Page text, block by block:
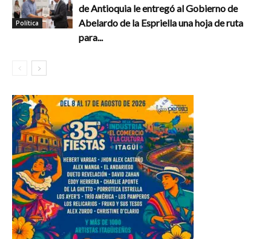
Política
de Antioquia le entregó al Gobierno de
Abelardo de la Espriella una hoja de ruta
para...